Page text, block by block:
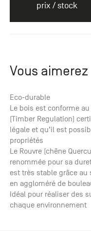
prix / stock
Vous aimerez
Eco-durable
Le bois est conforme
(Timber Regulation)
légale et qu’il est
propriétés
Le Rouvre (chêne
renommée pour sa
est très stable grâce
en aggloméré de
Idéal pour réaliser des
chaque environnement